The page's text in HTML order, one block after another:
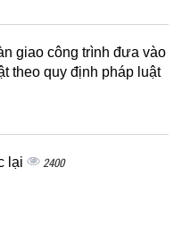
giao công trình đưa vào
theo quy định pháp luật
lại 2400